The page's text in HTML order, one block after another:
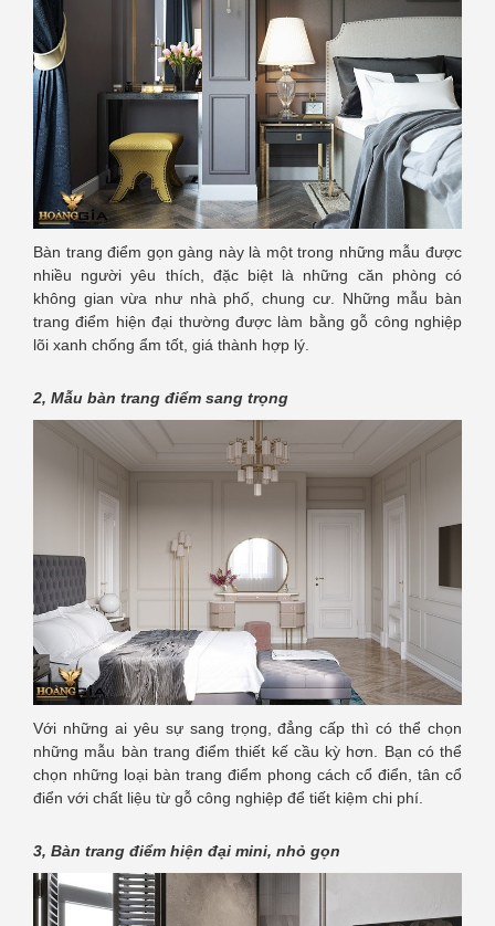
Bàn trang điểm gọn gàng này là một trong những mẫu được
nhiều người yêu thích, đặc biệt là những căn phòng có
không gian vừa như nhà phố, chung cư. Những mẫu bàn
trang điểm hiện đại thường được làm bằng gỗ công nghiệp
lõi xanh chống ẩm tốt, giá thành hợp lý.
2, Mẫu bàn trang điểm sang trọng
Với những ai yêu sự sang trọng, đẳng cấp thì có thể chọn
những mẫu bàn trang điểm thiết kế cầu kỳ hơn. Bạn có thể
chọn những loại bàn trang điểm phong cách cổ điển, tân cổ
điển với chất liệu từ gỗ công nghiệp để tiết kiệm chi phí.
3, Bàn trang điểm hiện đại mini, nhỏ gọn